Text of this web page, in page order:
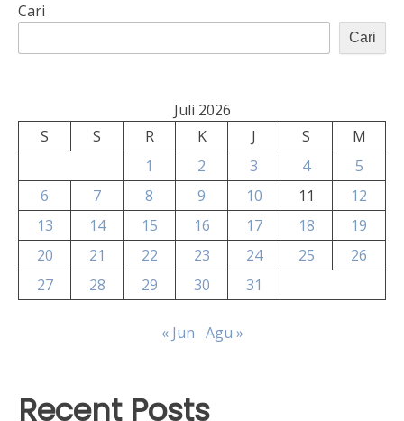
Cari
Cari
Juli 2026
S
S R K J S
M
1
2 3 4
5
6
7 8 9 10 11
12
13
14 15 16 17 18
19
20
21 22 23 24 25
26
27
28 29 30 31
« Jun Agu »
Recent Posts